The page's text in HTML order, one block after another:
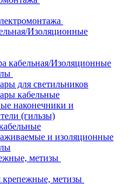
Изоляционные
кабельная/Изоляционные
для светильников
кабельные
наконечники и
(гильзы)
и изоляционные
метизы
крепежные, метизы